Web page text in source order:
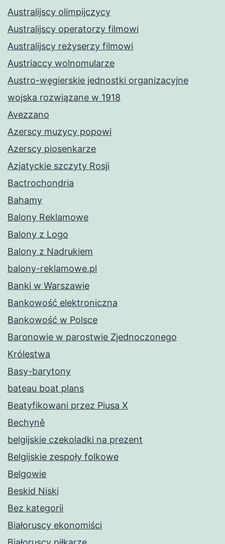
Australijscy olimpijczycy
Australijscy operatorzy filmowi
Australijscy reżyserzy filmowi
Austriaccy wolnomularze
Austro-węgierskie jednostki organizacyjne
wojska rozwiązane w 1918
Avezzano
Azerscy muzycy popowi
Azerscy piosenkarze
Azjatyckie szczyty Rosji
Bactrochondria
Bahamy
Balony Reklamowe
Balony z Logo
Balony z Nadrukiem
balony-reklamowe.pl
Banki w Warszawie
Bankowość elektroniczna
Bankowość w Polsce
Baronowie w parostwie Zjednoczonego
Królestwa
Basy-barytony
bateau boat plans
Beatyfikowani przez Piusa X
Bechyně
belgijskie czekoladki na prezent
Belgijskie zespoły folkowe
Belgowie
Beskid Niski
Bez kategorii
Białoruscy ekonomiści